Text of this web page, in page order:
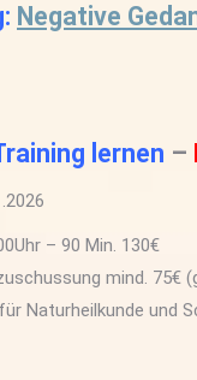
: Negative
lernen –
– 90 Min. 130€
mind. 75€
Naturheilkunde und